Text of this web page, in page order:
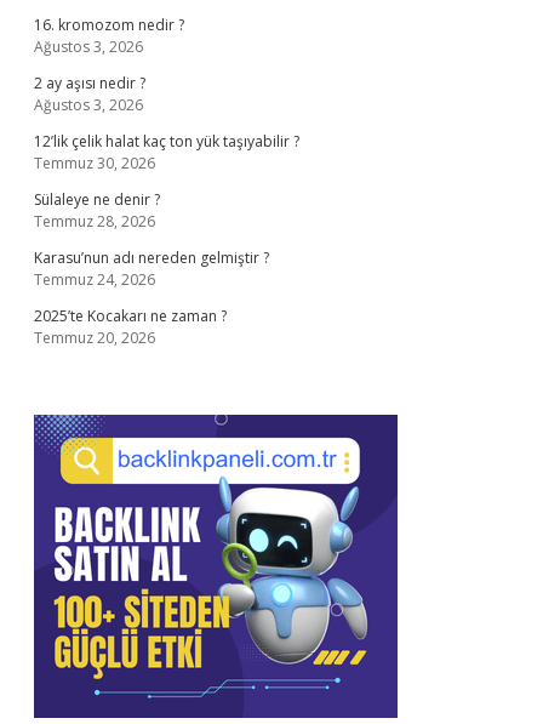
16. kromozom nedir ?
Ağustos 3, 2026
2 ay aşısı nedir ?
Ağustos 3, 2026
12’lik çelik halat kaç ton yük taşıyabilir ?
Temmuz 30, 2026
Sülaleye ne denir ?
Temmuz 28, 2026
Karasu’nun adı nereden gelmiştir ?
Temmuz 24, 2026
2025’te Kocakarı ne zaman ?
Temmuz 20, 2026